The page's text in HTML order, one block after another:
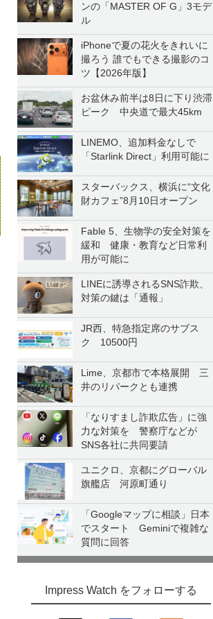
ンの「MASTER OF G」3モデ
ル
iPhoneで夏の花火をきれいに
撮ろう 誰でもできる撮影のコ
ツ【2026年版】
お盆休み前半は8日に下り渋滞
ピーク 中央道で最大45km
LINEMO、追加料金なしで
「Starlink Direct」利用可能に
スターバックス、横浜に“文化
財カフェ”8月10日オープン
Fable 5、生物学の安全対策を
緩和 健康・教育など日常利
用が可能に
LINEに誘導されるSNS詐欺、
対策の鍵は「通報」
JR西、特急指定席のサブス
ク 10500円
Lime、京都市で本格展開 三
井のリパークとも連携
「なりすまし詐欺広告」に強
力な対策を 警察庁などが
SNS各社に共同要請
ユニクロ、京都にグローバル
旗艦店 河原町通り
「Googleマップに相談」日本
でスタート Geminiで複雑な
質問に回答
Impress Watch をフォローする